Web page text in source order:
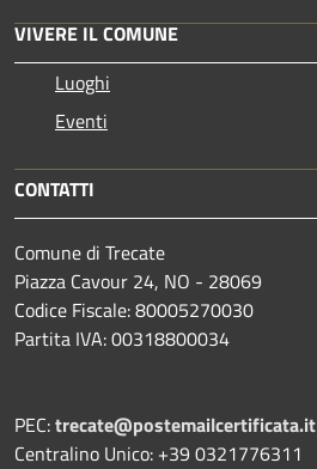
VIVERE IL COMUNE
Luoghi
Eventi
CONTATTI
Comune di Trecate
Piazza Cavour 24, NO - 28069
Codice Fiscale: 80005270030
Partita IVA: 00318800034
PEC:trecate@postemailcertificata.it
Centralino Unico: +39 0321776311